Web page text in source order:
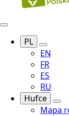
PL
EN
FR
ES
RU
Hufce
Mapa